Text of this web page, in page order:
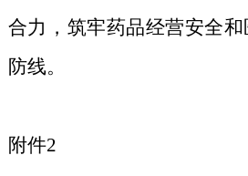
合力，筑牢药品经营安全
防线。
附件2